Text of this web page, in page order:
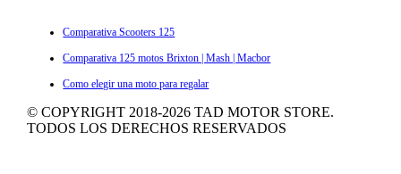
Comparativa Scooters 125
Comparativa 125 motos Brixton | Mash | Macbor
Como elegir una moto para regalar
© COPYRIGHT 2018-2026 TAD MOTOR STORE.
TODOS LOS DERECHOS RESERVADOS